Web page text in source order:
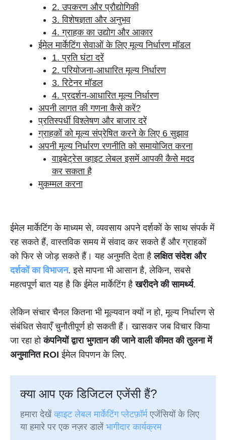
2. उपकरण और प्रौद्योगिकी
3. विशेषज्ञता और अनुभव
4. ग्राहक का उद्योग और आकार
ईमेल मार्केटिंग सेवाओं के लिए मूल्य निर्धारण मॉडल
1. प्रति घंटा दरें
2. परियोजना-आधारित मूल्य निर्धारण
3. रिटेनर मॉडल
4. प्रदर्शन-आधारित मूल्य निर्धारण
अपनी लागत की गणना कैसे करें?
प्रतिस्पर्धी विश्लेषण और बाजार दरें
ग्राहकों को मूल्य संप्रेषित करने के लिए 6 सुझाव
अपनी मूल्य निर्धारण रणनीति को समायोजित करना
वाइबेट्रेस व्हाइट लेबल इसमें आपकी कैसे मदद
कर सकता है
मुकम्मल करना
ईमेल मार्केटिंग के माध्यम से, व्यवसाय अपने दर्शकों के साथ संपर्क में
रह सकते हैं, वास्तविक समय में संवाद कर सकते हैं और ग्राहकों
को फिर से जोड़ सकते हैं। यह अनुमति देता हैलक्षित संदेश और
दर्शकों का विभाजन. इसे मापना भी आसान है, लेकिन, सबसे
महत्वपूर्ण बात यह है कि ईमेल मार्केटिंग हैखरीदने की सामर्थ्य.
लेकिन संचार चैनल कितना भी मूल्यवान क्यों न हो, मूल्य निर्धारण से
संबंधित सेवाएँ चुनौतीपूर्ण हो सकती हैं। खासकर जब विचार किया
जा रहा होकंपनियों द्वारा भुगतान की जाने वाली कीमत की तुलना में
अनुमानित ROI ईमेल विपणन के लिए.
क्या आप एक डिजिटल एजेंसी हैं?
हमारा देखेंव्हाइट लेबल मार्केटिंग प्लेटफ़ॉर्मएजेंसियों के लिए
या हमारे पर एक नज़र डालेंभागीदार कार्यक्रम